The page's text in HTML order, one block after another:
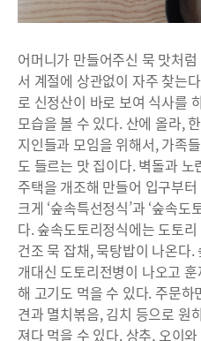
어머니가 만들어주신 묵 맛처
서 계절에 상관없이 자주 찾는
로 신정산이 바로 보여 식사를
모습을 볼 수 있다. 산에 올라,
지인들과 모임을 위해서, 가족
도 들르는 맛 집이다. 벽돌과
주택을 개조해 만들어 입구부
크게 ‘숲속특선정식’과 ‘숲속
다. 숲속도토리정식에는 도토
건조 묵 잡채, 묵탕밥이 나온다
개대신 도토리전병이 나오고
해 고기도 먹을 수 있다. 주문
견과 멸치볶음, 김치 등으로 원
져다 먹을 수 있다. 상추, 오이